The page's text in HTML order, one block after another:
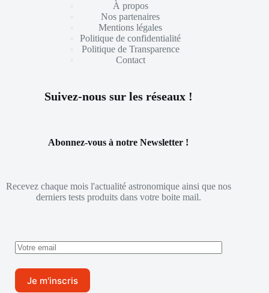
À propos
Nos partenaires
Mentions légales
Politique de confidentialité
Politique de Transparence
Contact
Suivez-nous sur les réseaux !
Abonnez-vous à notre Newsletter !
Recevez chaque mois l'actualité astronomique ainsi que nos
derniers tests produits dans votre boite mail.